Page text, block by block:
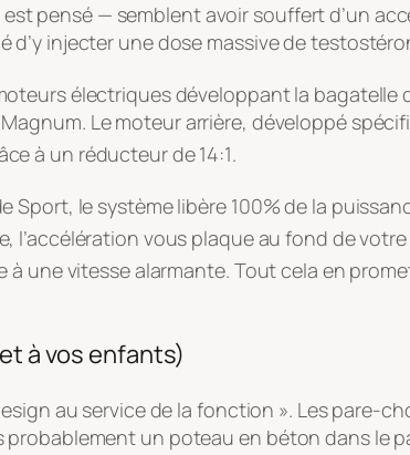
pensé — semblent avoir souffert d’un
d’y injecter une dose massive de
électriques développant la bagatelle
Magnum. Le moteur arrière, développé
à un réducteur de 14:1.
Sport, le système libère 100% de la
l’accélération vous plaque au fond de
à une vitesse alarmante. Tout cela en
à vos enfants)
au service de la fonction ». Les pare-
un poteau en béton dans le